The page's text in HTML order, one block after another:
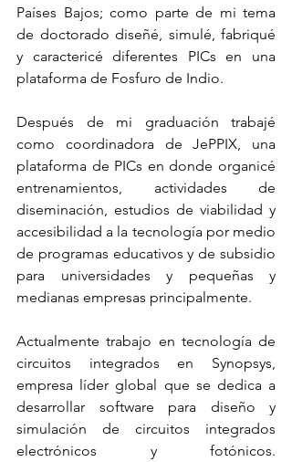
Países Bajos; como parte de mi tema
de doctorado diseñé, simulé, fabriqué
y caractericé diferentes PICs en una
plataforma de Fosfuro de Indio.
Después de mi graduación trabajé
como coordinadora de JePPIX, una
plataforma de PICs en donde organicé
entrenamientos, actividades de
diseminación, estudios de viabilidad y
accesibilidad a la tecnología por medio
de programas educativos y de subsidio
para universidades y pequeñas y
medianas empresas principalmente.
Actualmente trabajo en tecnología de
circuitos integrados en Synopsys,
empresa líder global que se dedica a
desarrollar software para diseño y
simulación de circuitos integrados
electrónicos y fotónicos.